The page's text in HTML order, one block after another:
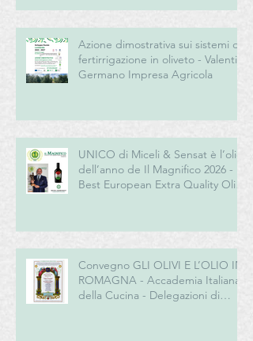
del vino italiano
Azione dimostrativa sui sistemi di
fertirrigazione in oliveto - Valentini
Germano Impresa Agricola
UNICO di Miceli & Sensat è l’olio
dell’anno de Il Magnifico 2026 -
Best European Extra Quality Olive
Convegno GLI OLIVI E L’OLIO IN
ROMAGNA - Accademia Italiana
della Cucina - Delegazioni di